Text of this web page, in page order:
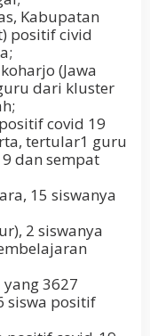
Kabupatan
positif civid
(Jawa
dari kluster
covid 19
tertular1 guru
dan sempat
15 siswanya
2 siswanya
3627
siswa positif